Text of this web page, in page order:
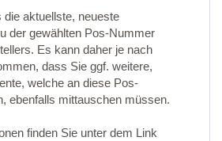
die aktuellste, neueste
der gewählten Pos-Nummer
Es kann daher je nach
dass Sie ggf. weitere,
welche an diese Pos-
ebenfalls mittauschen müssen.
finden Sie unter dem Link